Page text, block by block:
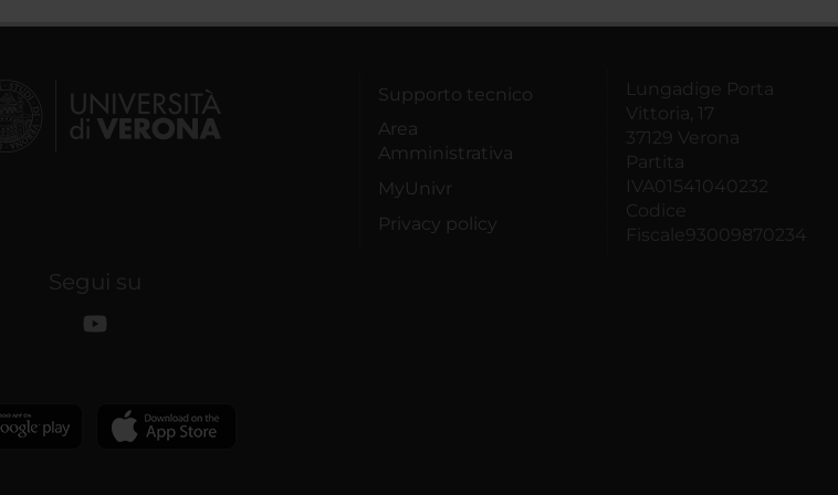
Supporto tecnico
Area
Amministrativa
MyUnivr
Privacy policy
Lungadige Porta
Vittoria, 17
37129 Verona
Partita
IVA01541040232
Codice
Fiscale93009870234
Segui su